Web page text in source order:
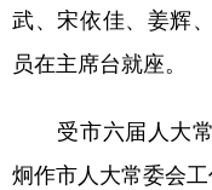
武、宋依佳、姜辉
员在主席台就座。
受市六届人大常
炯作市人大常委会工